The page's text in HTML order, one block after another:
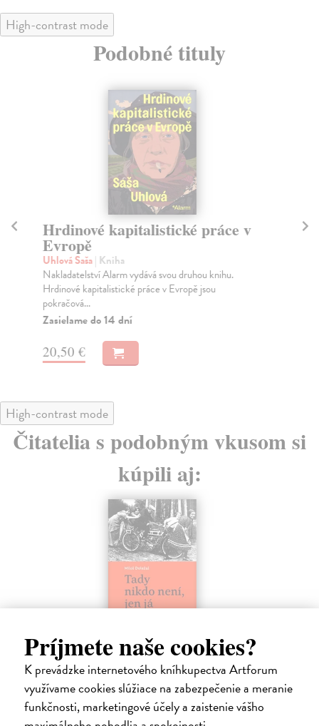
Príjmete naše cookies?
K prevádzke internetového kníhkupectva Artforum
využívame cookies slúžiace na zabezpečenie a meranie
funkčnosti, marketingové účely a zaistenie vášho
High-contrast mode
Podobné tituly
Hrdinové kapitalistické práce v
Evropě
Uhlová Saša| Kniha
Nakladatelství Alarm vydává svou druhou knihu.
Hrdinové kapitalistické práce v Evropě jsou
pokračová...
Zasielame do 14 dní
20,50 €
High-contrast mode
Čitatelia s podobným vkusom si
kúpili aj:
Tady nikdo není, jen já
Doležal Miloš| Kniha
Devět příběhů, které Miloš Doležal vypráví v knize
Tady nikdo není, jen já, přibližuje devět osudů ž...
Zasielame do 12 dní